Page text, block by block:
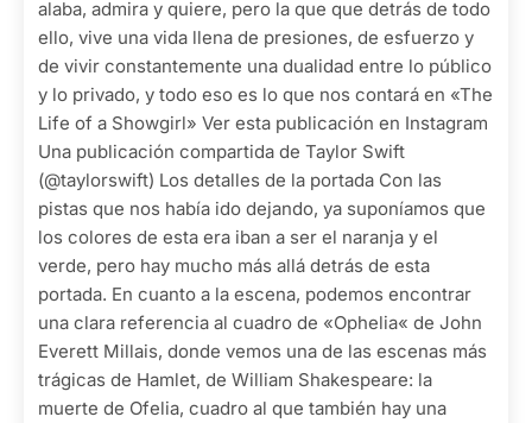
alaba, admira y quiere, pero la que que detrás de todo
ello, vive una vida llena de presiones, de esfuerzo y
de vivir constantemente una dualidad entre lo público
y lo privado, y todo eso es lo que nos contará en «The
Life of a Showgirl» Ver esta publicación en Instagram
Una publicación compartida de Taylor Swift
(@taylorswift) Los detalles de la portada Con las
pistas que nos había ido dejando, ya suponíamos que
los colores de esta era iban a ser el naranja y el
verde, pero hay mucho más allá detrás de esta
portada. En cuanto a la escena, podemos encontrar
una clara referencia al cuadro de «Ophelia« de John
Everett Millais, donde vemos una de las escenas más
trágicas de Hamlet, de William Shakespeare: la
muerte de Ofelia, cuadro al que también hay una